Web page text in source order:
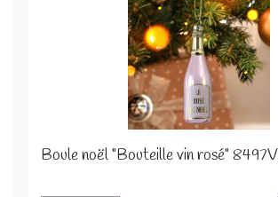
Boule noël "Bouteille vin rosé"